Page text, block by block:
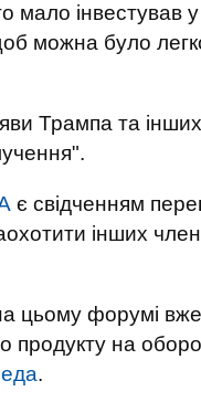
мало інвестував
можна було
Трампа та
є свідченням
інших
цьому форумі
продукту на
.